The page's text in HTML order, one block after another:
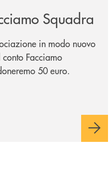
Squadra
in modo nuovo
Facciamo
50 euro.